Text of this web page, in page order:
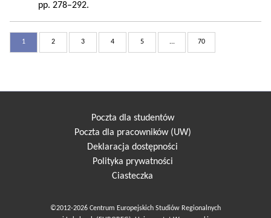
pp. 278–292.
1 2 3 4 5 ... 70
Poczta dla studentów
Poczta dla pracowników (UW)
Deklaracja dostępności
Polityka prywatności
Ciasteczka
©2012-2026 Centrum Europejskich Studiów Regionalnych